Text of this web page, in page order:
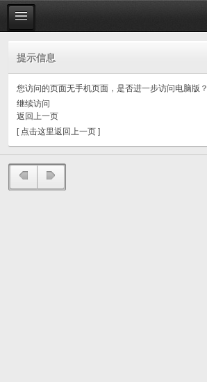
提示信息
您访问的页面无手机页面，是否进一步访问电脑版？
继续访问
返回上一页
[ 点击这里返回上一页 ]